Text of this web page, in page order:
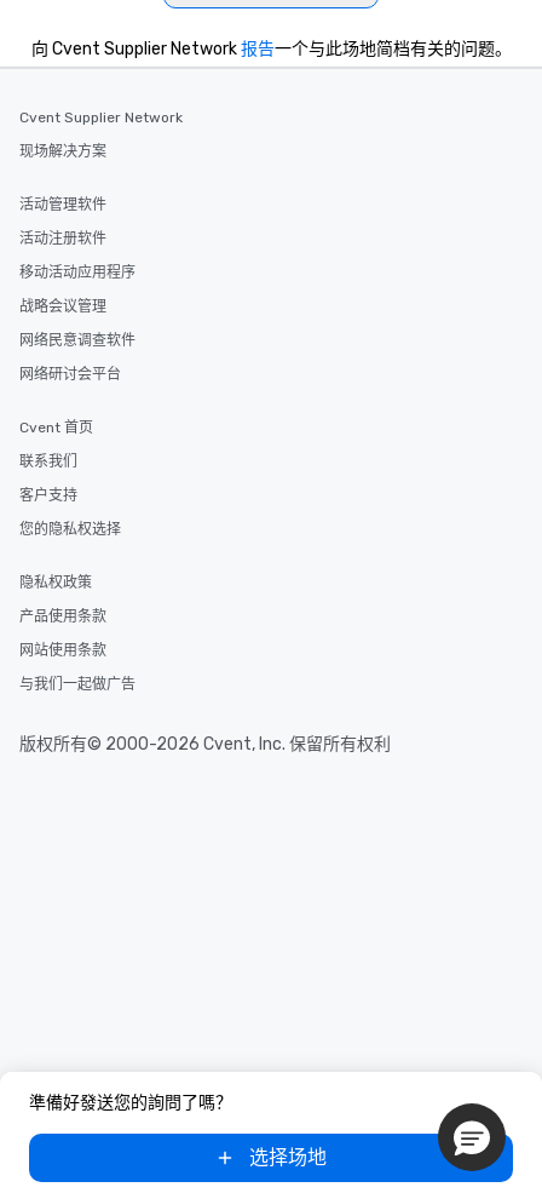
準備好發送您的詢問了嗎？
选择场地
向 Cvent Supplier Network报告一个与此场地简档有关的问题。
Cvent Supplier Network
现场解决方案
活动管理软件
活动注册软件
移动活动应用程序
战略会议管理
网络民意调查软件
网络研讨会平台
Cvent 首页
联系我们
客户支持
您的隐私权选择
隐私权政策
产品使用条款
网站使用条款
与我们一起做广告
版权所有© 2000-2026 Cvent, Inc. 保留所有权利